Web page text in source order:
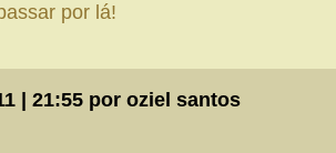
por lá!
| 21:55 por oziel santos